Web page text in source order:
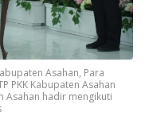
Asahan, Para
PKK Kabupaten Asahan
Asahan hadir mengikuti